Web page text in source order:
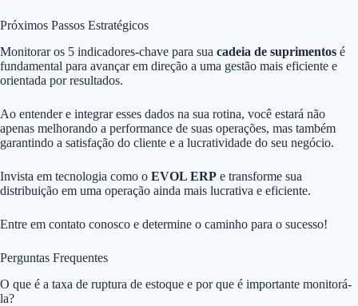
Próximos Passos Estratégicos
Monitorar os 5 indicadores-chave para sua cadeia de suprimentos é
fundamental para avançar em direção a uma gestão mais eficiente e
orientada por resultados.
Ao entender e integrar esses dados na sua rotina, você estará não
apenas melhorando a performance de suas operações, mas também
garantindo a satisfação do cliente e a lucratividade do seu negócio.
Invista em tecnologia como o EVOL ERP e transforme sua
distribuição em uma operação ainda mais lucrativa e eficiente.
Entre em contato conosco e determine o caminho para o sucesso!
Perguntas Frequentes
O que é a taxa de ruptura de estoque e por que é importante monitorá-
la?